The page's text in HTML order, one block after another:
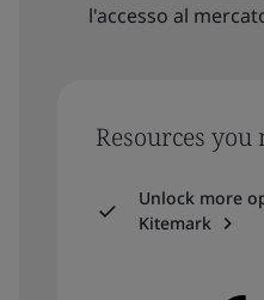
l'accesso al
Resources
Unlock more
Kitemark